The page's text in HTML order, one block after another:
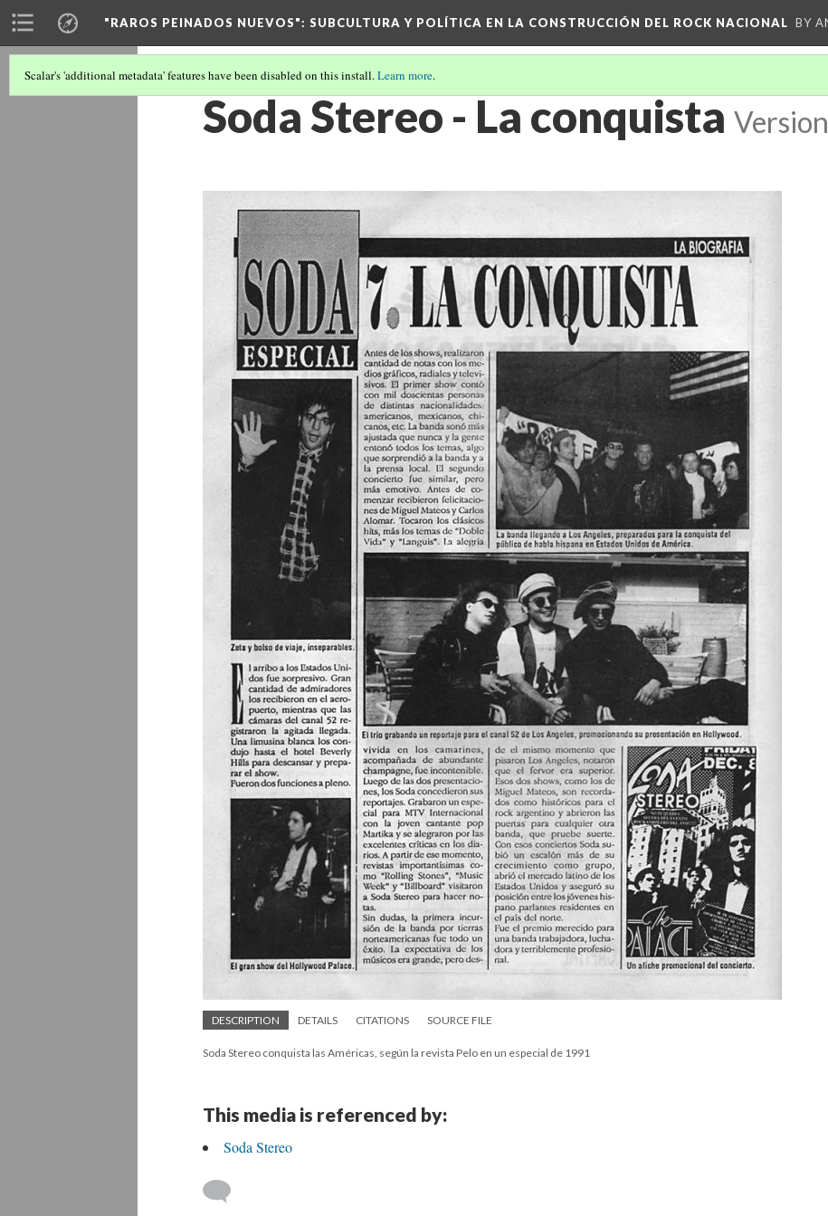
"RAROS PEINADOS NUEVOS": SUBCULTURA Y POLÍTICA EN LA CONSTRUCCIÓN DEL ROCK NACIONAL BY
Scalar's 'additional metadata' features have been disabled on this install.Learn more.
Soda Stereo - La conquista
DESCRIPTION DETAILS CITATIONS SOURCE FILE
Soda Stereo conquista las Américas, según la revista Pelo en un especial de 1991
This media is referenced by:
Soda Stereo